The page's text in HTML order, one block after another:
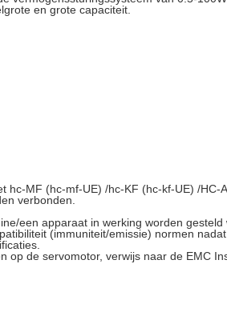
en grote capaciteit.
hc-MF (hc-mf-UE) /hc-KF (hc-kf-UE) /HC-
verbonden.
een apparaat in werking worden
(immuniteit/emissie) normen
op de servomotor, verwijs naar de EMC